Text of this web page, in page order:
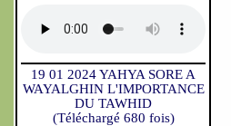
19 01 2024 YAHYA SORE A
WAYALGHIN L'IMPORTANCE
DU TAWHID
(Téléchargé 680 fois)